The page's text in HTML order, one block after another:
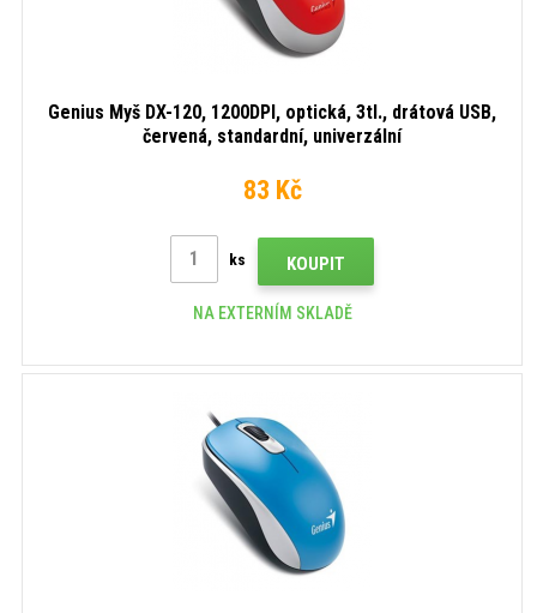
Genius Myš DX-120, 1200DPI, optická, 3tl., drátová USB,
červená, standardní, univerzální
83 Kč
ks KOUPIT
NA EXTERNÍM SKLADĚ